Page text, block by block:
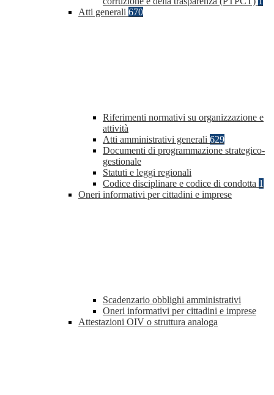
Atti generali 670
Riferimenti normativi su organizzazione e
attività
Atti amministrativi generali 629
Documenti di programmazione strategico-
gestionale
Statuti e leggi regionali
Codice disciplinare e codice di condotta 1
Oneri informativi per cittadini e imprese
Scadenzario obblighi amministrativi
Oneri informativi per cittadini e imprese
Attestazioni OIV o struttura analoga